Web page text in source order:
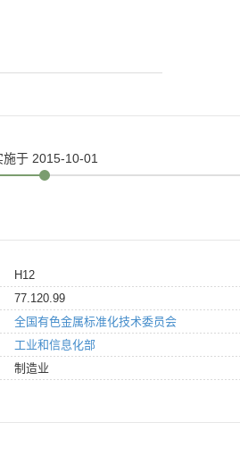
施于 2015-10-01
H12
77.120.99
全国有色金属标准化技术委员会
工业和信息化部
制造业